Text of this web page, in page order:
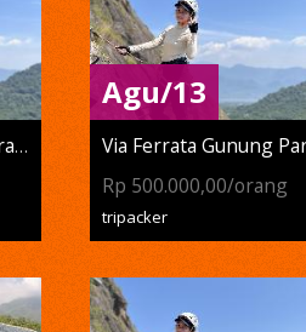
Via Ferrata Gunung Parang
Agu/13
Rp 500.000,00/orang
tripacker